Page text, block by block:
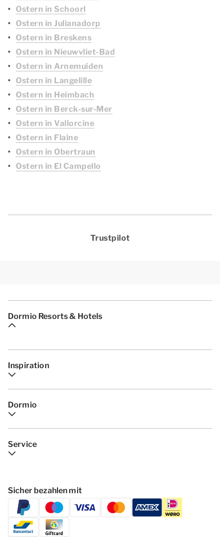
Ostern in Schoorl
Ostern in Julianadorp
Ostern in Breskens
Ostern in Nieuwvliet-Bad
Ostern in Arnemuiden
Ostern in Langelille
Ostern in Heimbach
Ostern in Berck-sur-Mer
Ostern in Vallorcine
Ostern in Flaine
Ostern in Obertraun
Ostern in El Campello
Trustpilot
Dormio Resorts & Hotels
Inspiration
Dormio
Service
Sicher bezahlen mit